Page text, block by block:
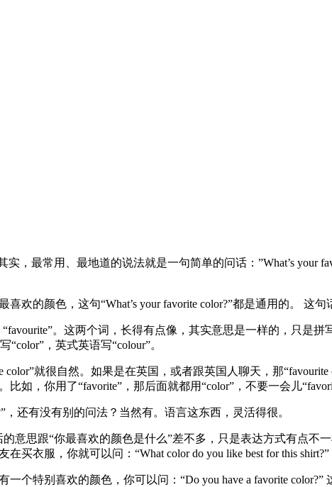
，最常用、最地道的说法就是一句简单的问话：”What’s your
欢的颜色，这句“What’s your favorite color?”都是通用的。 这句
。这两个词，长得有点像，其实意思是一样的，只是
，英式英语写“colour”。
就很自然。如果是在英国，或者跟英国人聊天，那
如，你用了“favorite”，那后面就都用“color”，不要一会儿
，还有没有别的问法？当然有。语言这东西，灵活得很。
的意思跟“你最喜欢的颜色是什么”差不多，只是表达方式有点
买衣服，你就可以问：“What color do you like best for this
个特别喜欢的颜色，你可以问：“Do you have a favorite color?”